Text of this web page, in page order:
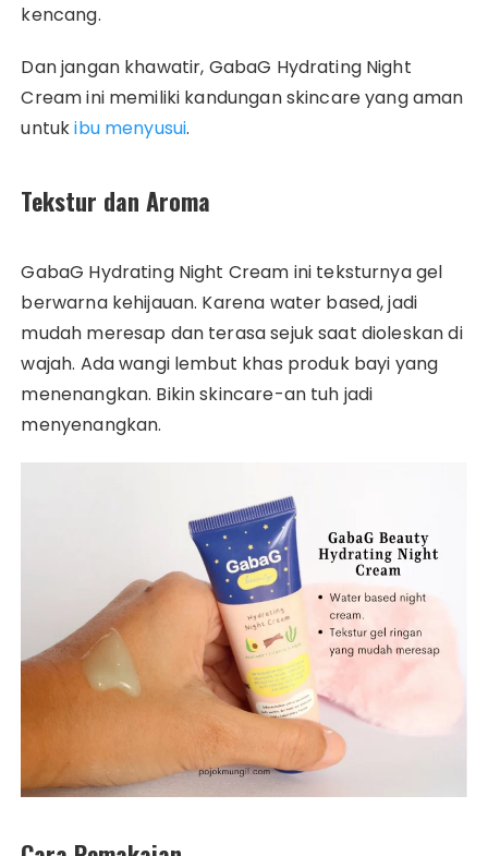
kencang.
Dan jangan khawatir, GabaG Hydrating Night
Cream ini memiliki kandungan skincare yang aman
untukibu menyusui.
Tekstur dan Aroma
GabaG Hydrating Night Cream ini teksturnya gel
berwarna kehijauan. Karena water based, jadi
mudah meresap dan terasa sejuk saat dioleskan di
wajah. Ada wangi lembut khas produk bayi yang
menenangkan. Bikin skincare-an tuh jadi
menyenangkan.